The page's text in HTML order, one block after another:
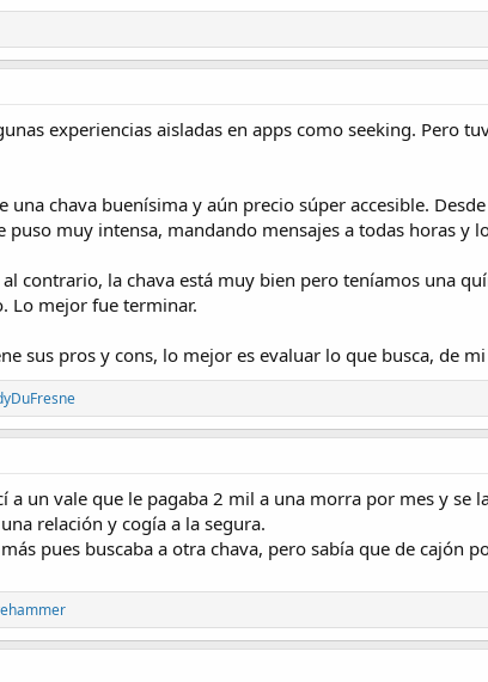
experiencias aisladas en apps como seeking. Pero
una chava buenísima y aún precio súper accesible.
puso muy intensa, mandando mensajes a todas horas y
al contrario, la chava está muy bien pero teníamos una
Lo mejor fue terminar.
sus pros y cons, lo mejor es evaluar lo que busca, de
a un vale que le pagaba 2 mil a una morra por mes y se
relación y cogía a la segura.
pues buscaba a otra chava, pero sabía que de cajón